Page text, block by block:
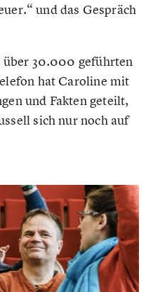
und das Gespräch
über 30.000 geführten
hat Caroline mit
und Fakten geteilt,
sich nur noch auf